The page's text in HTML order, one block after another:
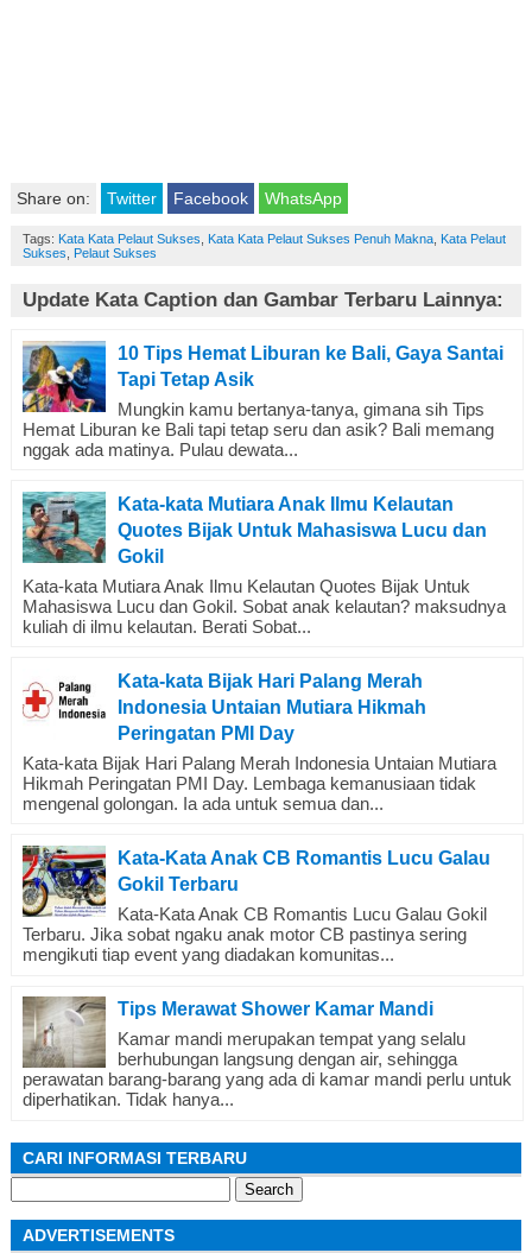
Share on: Twitter Facebook WhatsApp
Tags: Kata Kata Pelaut Sukses Kata Kata Pelaut Sukses Penuh Makna, Kata Pelaut
Sukses
Pelaut Sukses
Update Kata Caption dan Gambar Terbaru Lainnya:
10 Tips Hemat Liburan ke Bali, Gaya Santai
Tapi Tetap Asik
Mungkin kamu bertanya-tanya, gimana sih Tips
Hemat Liburan ke Bali tapi tetap seru dan asik? Bali memang
nggak ada matinya. Pulau dewata...
Kata-kata Mutiara Anak Ilmu Kelautan
Quotes Bijak Untuk Mahasiswa Lucu dan
Gokil
Kata-kata Mutiara Anak Ilmu Kelautan Quotes Bijak Untuk
Mahasiswa Lucu dan Gokil. Sobat anak kelautan? maksudnya
kuliah di ilmu kelautan. Berati Sobat...
Kata-kata Bijak Hari Palang Merah
Indonesia Untaian Mutiara Hikmah
Peringatan PMI Day
Kata-kata Bijak Hari Palang Merah Indonesia Untaian Mutiara
Hikmah Peringatan PMI Day. Lembaga kemanusiaan tidak
mengenal golongan. Ia ada untuk semua dan...
Kata-Kata Anak CB Romantis Lucu Galau
Gokil Terbaru
Kata-Kata Anak CB Romantis Lucu Galau Gokil
Terbaru. Jika sobat ngaku anak motor CB pastinya sering
mengikuti tiap event yang diadakan komunitas...
Tips Merawat Shower Kamar Mandi
Kamar mandi merupakan tempat yang selalu
berhubungan langsung dengan air, sehingga
perawatan barang-barang yang ada di kamar mandi perlu untuk
diperhatikan. Tidak hanya...
CARI INFORMASI TERBARU
for:
ADVERTISEMENTS